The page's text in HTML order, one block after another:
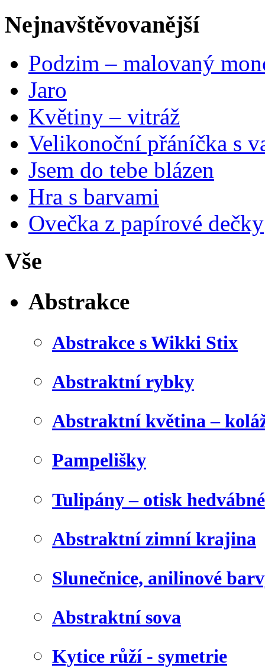
Nejnavštěvovanější
Podzim – malovaný
Jaro
Květiny – vitráž
Velikonoční přáníčka s
Jsem do tebe blázen
Hra s barvami
Ovečka z papírové dečky
Vše
Abstrakce
Abstrakce s Wikki Stix
Abstraktní rybky
Abstraktní květina –
Pampelišky
Tulipány – otisk
Abstraktní zimní krajina
Slunečnice, anilinové
Abstraktní sova
Kytice růží - symetrie